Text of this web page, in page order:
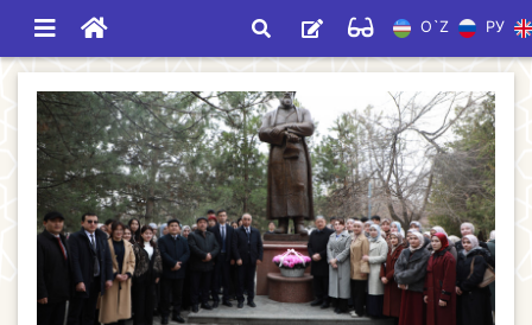
O`Z РУ